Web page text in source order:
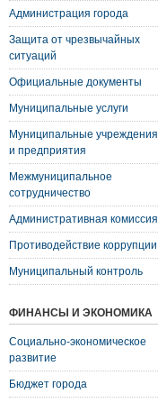
Администрация города
Защита от чрезвычайных
ситуаций
Официальные документы
Муниципальные услуги
Муниципальные учреждения
и предприятия
Межмуниципальное
сотрудничество
Административная комиссия
Противодействие коррупции
Муниципальный контроль
ФИНАНСЫ И ЭКОНОМИКА
Социально-экономическое
развитие
Бюджет города